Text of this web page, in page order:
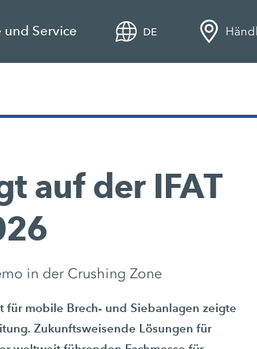
und Service DE
auf der IFAT
in der Crushing Zone
für mobile Brech- und Siebanlagen zeigte
Zukunftsweisende Lösungen für